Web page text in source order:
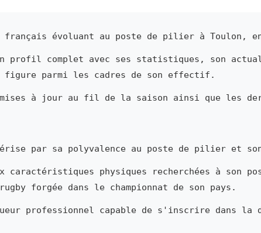
français évoluant au poste de pilier à Toulon,
profil complet avec ses statistiques, son
figure parmi les cadres de son effectif.
à jour au fil de la saison ainsi que les
par sa polyvalence au poste de pilier et
caractéristiques physiques recherchées à son
forgée dans le championnat de son pays.
professionnel capable de s'inscrire dans la